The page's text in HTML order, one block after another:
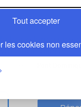
Tout accepter
les cookies non
boue lors d'une
Chamalières.